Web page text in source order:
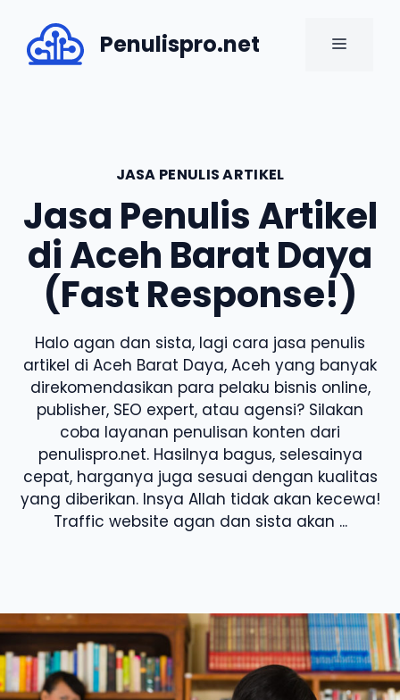
content
Penulispro.net MENU
JASA PENULIS ARTIKEL
Jasa Penulis Artikel
di Aceh Barat Daya
(Fast Response!)
Halo agan dan sista, lagi cara jasa penulis
artikel di Aceh Barat Daya, Aceh yang banyak
direkomendasikan para pelaku bisnis online,
publisher, SEO expert, atau agensi? Silakan
coba layanan penulisan konten dari
penulispro.net. Hasilnya bagus, selesainya
cepat, harganya juga sesuai dengan kualitas
yang diberikan. Insya Allah tidak akan kecewa!
Traffic website agan dan sista akan ...